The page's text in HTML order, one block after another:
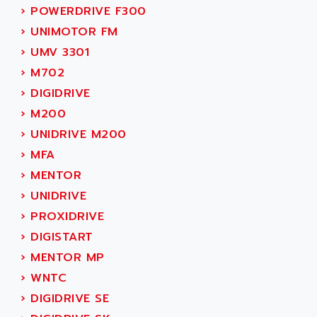
SMC 600
SMC50 / SMC600
SMC 25 et SMC 35
SMC25 et SMC35
SMC25
SMC
PB80
WS SERIES
PB200
TSX COMPACT
984 SERIE
SIMODRIVE
TSX21
C350
15N
AC
AC AUTOMATION
AC SMARTMOTION
ACARD
ACB
ACBEL
ACCES
ACCROSSER
ACCU
ACCUCELL
ACCU-SORT SYSTEMS
ACCUTRONICS
ACDC
ACEDIS
› POWERDRIVE F300
› UNIMOTOR FM
› UMV 3301
› M702
› DIGIDRIVE
› M200
› UNIDRIVE M200
› MFA
› MENTOR
› UNIDRIVE
› PROXIDRIVE
› DIGISTART
› MENTOR MP
› WNTC
› DIGIDRIVE SE